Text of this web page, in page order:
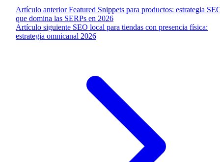
Artículo anterior Featured Snippets para productos: estrategia
que domina las SERPs en 2026
Artículo siguiente SEO local para tiendas con presencia física:
estrategia omnicanal 2026